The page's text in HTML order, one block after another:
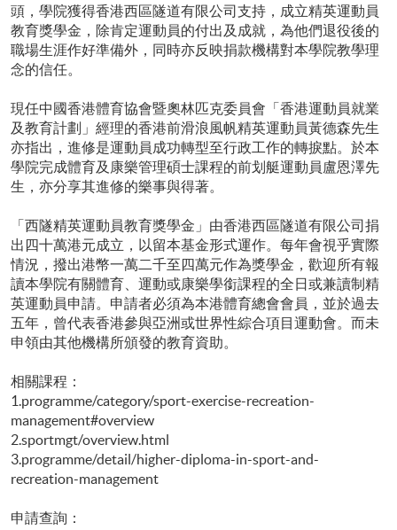
頭，學院獲得香港西區隧道有限公司支持，成立精英運動員
教育獎學金，除肯定運動員的付出及成就，為他們退役後的
職場生涯作好準備外，同時亦反映捐款機構對本學院教學理
念的信任。
現任中國香港體育協會暨奧林匹克委員會「香港運動員就業
及教育計劃」經理的香港前滑浪風帆精英運動員黃德森先生
亦指出，進修是運動員成功轉型至行政工作的轉捩點。於本
學院完成體育及康樂管理碩士課程的前划艇運動員盧恩澤先
生，亦分享其進修的樂事與得著。
「西隧精英運動員教育獎學金」由香港西區隧道有限公司捐
出四十萬港元成立，以留本基金形式運作。每年會視乎實際
情況，撥出港幣一萬二千至四萬元作為獎學金，歡迎所有報
讀本學院有關體育、運動或康樂學銜課程的全日或兼讀制精
英運動員申請。申請者必須為本港體育總會會員，並於過去
五年，曾代表香港參與亞洲或世界性綜合項目運動會。而未
申領由其他機構所頒發的教育資助。
相關課程：
1.programme/category/sport-exercise-recreation-
management#overview
2.sportmgt/overview.html
3.programme/detail/higher-diploma-in-sport-and-
recreation-management
申請查詢：